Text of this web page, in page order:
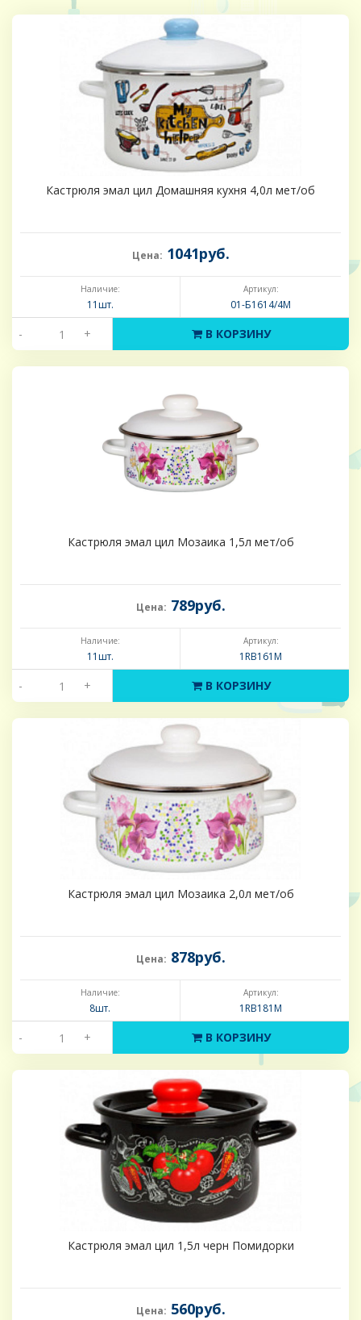
Кастрюля эмал цил Домашняя кухня 4,0л мет/об
Цена: 1041руб.
Наличие:
11шт.
Артикул:
01-Б1614/4М
- + В КОРЗИНУ
Кастрюля эмал цил Мозаика 1,5л мет/об
Цена: 789руб.
Наличие:
11шт.
Артикул:
1RB161M
- + В КОРЗИНУ
Кастрюля эмал цил Мозаика 2,0л мет/об
Цена: 878руб.
Наличие:
8шт.
Артикул:
1RB181M
- + В КОРЗИНУ
Кастрюля эмал цил 1,5л черн Помидорки
Цена: 560руб.